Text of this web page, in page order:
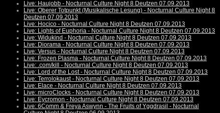
Live: Haujobb - Nocturnal Culture Night 8 Deutzen 07.09.2013
Live: Oberer Totpunkt (Musikalische Lesung) - Nocturnal Culture Night 8
Deutzen 07.09.2013
Live: Hocico - Nocturnal Culture Night 8 Deutzen 07.09.2013
Live: Lights of Euphoria - Nocturnal Culture Night 8 Deutzen 07.09.2013
Live: Widukind - Nocturnal Culture Night 8 Deutzen 07.09.2013
Live: Diorama - Nocturnal Culture Night 8 Deutzen 07.09.2013
Live: Versus - Nocturnal Culture Night 8 Deutzen 07.09.2013
Live: Frozen Plasma - Nocturnal Culture Night 8 Deutzen 07.09.2013
Live: .com/kill - Nocturnal Culture Night 8 Deutzen 07.09.2013
Live: Lord of the Lost - Nocturnal Culture Night 8 Deutzen 07.09.2013
Live: Terrolokaust - Nocturnal Culture Night 8 Deutzen 07.09.2013
Live: Elace - Nocturnal Culture Night 8 Deutzen 07.09.2013
Live: microClocks - Nocturnal Culture Night 8 Deutzen 07.09.2013
Live: Eycromon - Nocturnal Culture Night 8 Deutzen 07.09.2013
Live: 6Comm & Freya Aswynn - The Fruits of Yggdrasil - Nocturnal